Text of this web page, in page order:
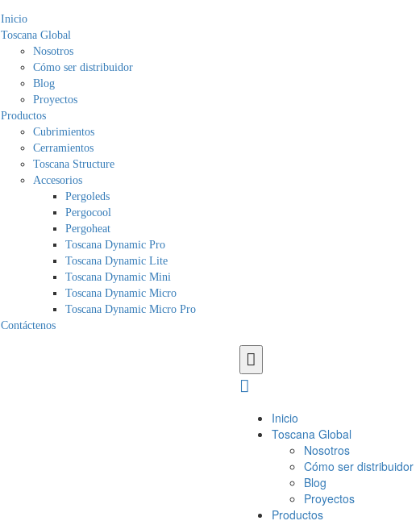
Inicio
Toscana Global
Nosotros
Cómo ser distribuidor
Blog
Proyectos
Productos
Cubrimientos
Cerramientos
Toscana Structure
Accesorios
Pergoleds
Pergocool
Pergoheat
Toscana Dynamic Pro
Toscana Dynamic Lite
Toscana Dynamic Mini
Toscana Dynamic Micro
Toscana Dynamic Micro Pro
Contáctenos
Inicio
Toscana Global
Nosotros
Cómo ser distribuidor
Blog
Proyectos
Productos